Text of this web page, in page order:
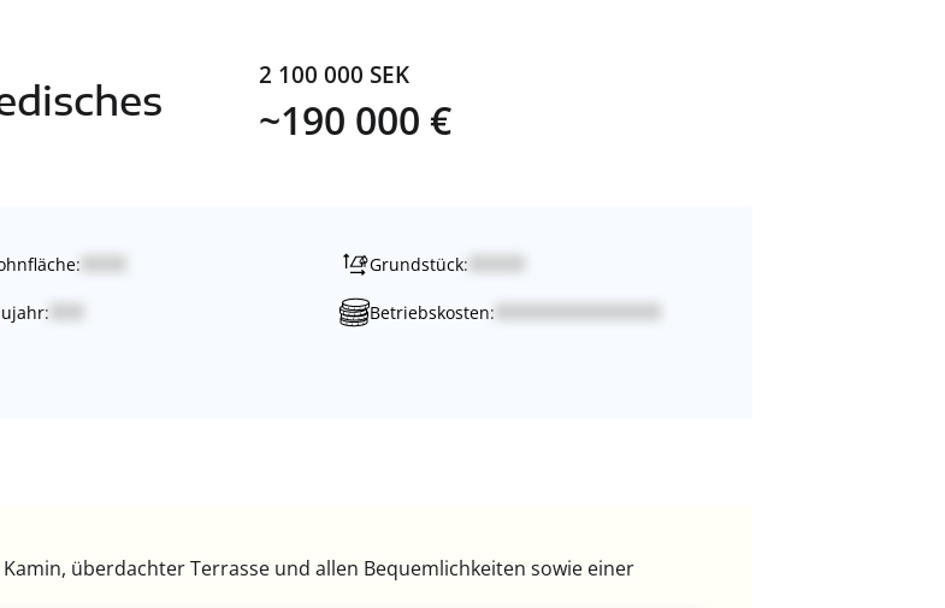
2 100 000 SEK
~190 000 €
Grundstück:
Betriebskosten:
überdachter Terrasse und allen Bequemlichkeiten sowie einer